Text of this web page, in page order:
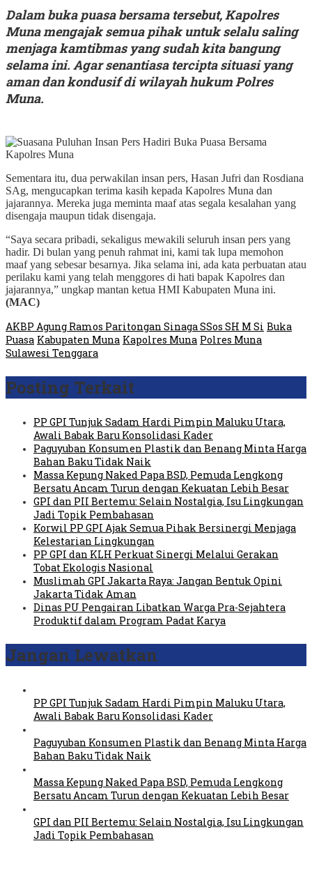
Dalam buka puasa bersama tersebut, Kapolres
Muna mengajak semua pihak untuk selalu saling
menjaga kamtibmas yang sudah kita bangung
selama ini. Agar senantiasa tercipta situasi yang
aman dan kondusif di wilayah hukum Polres
Muna.
Sementara itu, dua perwakilan insan pers, Hasan Jufri dan Rosdiana
SAg, mengucapkan terima kasih kepada Kapolres Muna dan
jajarannya. Mereka juga meminta maaf atas segala kesalahan yang
disengaja maupun tidak disengaja.
“Saya secara pribadi, sekaligus mewakili seluruh insan pers yang
hadir. Di bulan yang penuh rahmat ini, kami tak lupa memohon
maaf yang sebesar besarnya. Jika selama ini, ada kata perbuatan atau
perilaku kami yang telah menggores di hati bapak Kapolres dan
jajarannya,” ungkap mantan ketua HMI Kabupaten Muna ini.
(MAC)
AKBP Agung Ramos Paritongan Sinaga SSos SH M Si Buka
Puasa Kabupaten Muna Kapolres Muna Polres Muna
Sulawesi Tenggara
Posting Terkait
PP GPI Tunjuk Sadam Hardi Pimpin Maluku Utara,
Awali Babak Baru Konsolidasi Kader
Paguyuban Konsumen Plastik dan Benang Minta Harga
Bahan Baku Tidak Naik
Massa Kepung Naked Papa BSD, Pemuda Lengkong
Bersatu Ancam Turun dengan Kekuatan Lebih Besar
GPI dan PII Bertemu: Selain Nostalgia, Isu Lingkungan
Jadi Topik Pembahasan
Korwil PP GPI Ajak Semua Pihak Bersinergi Menjaga
Kelestarian Lingkungan
PP GPI dan KLH Perkuat Sinergi Melalui Gerakan
Tobat Ekologis Nasional
Muslimah GPI Jakarta Raya: Jangan Bentuk Opini
Jakarta Tidak Aman
Dinas PU Pengairan Libatkan Warga Pra-Sejahtera
Produktif dalam Program Padat Karya
Jangan Lewatkan
PP GPI Tunjuk Sadam Hardi Pimpin Maluku Utara,
Awali Babak Baru Konsolidasi Kader
Paguyuban Konsumen Plastik dan Benang Minta Harga
Bahan Baku Tidak Naik
Massa Kepung Naked Papa BSD, Pemuda Lengkong
Bersatu Ancam Turun dengan Kekuatan Lebih Besar
GPI dan PII Bertemu: Selain Nostalgia, Isu Lingkungan
Jadi Topik Pembahasan